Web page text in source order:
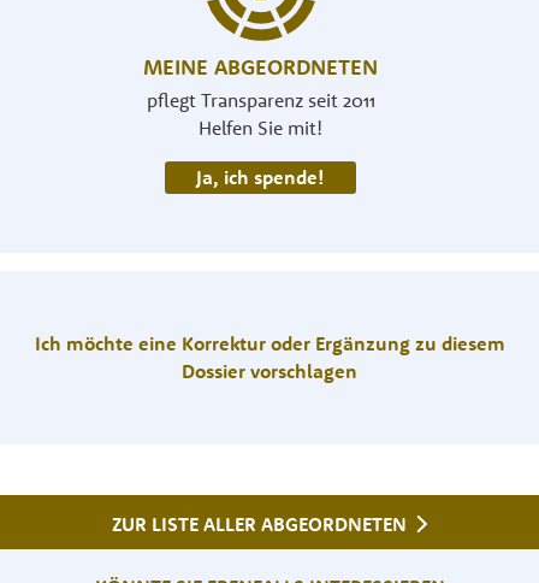
MEINE ABGEORDNETEN
pflegt Transparenz seit 2011
Helfen Sie mit!
Ja, ich spende!
Ich möchte eine Korrektur oder Ergänzung zu diesem
Dossier vorschlagen
ZUR LISTE ALLER ABGEORDNETEN